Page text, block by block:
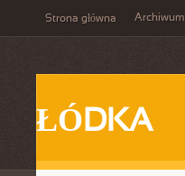
Strona główna Archiwum
ŁÓDKA